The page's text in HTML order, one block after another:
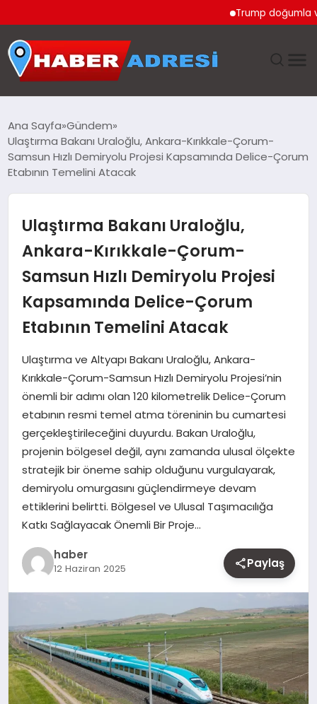
Trump doğumla
GÜNDEM
EKONOMI
TEKNOLOJI
EĞITIM
MAGAZIN
YAŞAM
OTOMOBIL
Ana Sayfa Gündem
Ulaştırma Bakanı Uraloğlu, Ankara-Kırıkkale-Çorum-
Samsun Hızlı Demiryolu Projesi Kapsamında Delice-Çorum
Etabının Temelini Atacak
Ulaştırma Bakanı Uraloğlu,
Ankara-Kırıkkale-Çorum-
Samsun Hızlı Demiryolu Projesi
Kapsamında Delice-Çorum
Etabının Temelini Atacak
Ulaştırma ve Altyapı Bakanı Uraloğlu, Ankara-
Kırıkkale-Çorum-Samsun Hızlı Demiryolu Projesi’nin
önemli bir adımı olan 120 kilometrelik Delice-Çorum
etabının resmi temel atma töreninin bu cumartesi
gerçekleştirileceğini duyurdu. Bakan Uraloğlu,
projenin bölgesel değil, aynı zamanda ulusal ölçekte
stratejik bir öneme sahip olduğunu vurgulayarak,
demiryolu omurgasını güçlendirmeye devam
ettiklerini belirtti. Bölgesel ve Ulusal Taşımacılığa
Katkı Sağlayacak Önemli Bir Proje…
haber
12 Haziran 2025 Paylaş